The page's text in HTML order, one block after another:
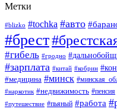
Метки
#blizko #tochka #авто
#брест
#гибель #гродно
#зарплата #китай #кобрин
#медицина #минск
#наркотик #недвижимость #пенсия
#путешествие #пьяный #работа